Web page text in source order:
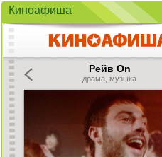
Киноафиша